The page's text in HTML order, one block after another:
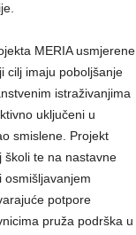
MERIA usmjerene
cilj imaju poboljšanje
istraživanjima
uključeni u
smislene. Projekt
školi te na nastavne
osmišljavanjem
potpore
pruža podrška u